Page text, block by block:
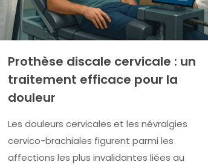
Prothèse discale cervicale : un
traitement efficace pour la
douleur
Les douleurs cervicales et les névralgies
cervico-brachiales figurent parmi les
affections les plus invalidantes liées au